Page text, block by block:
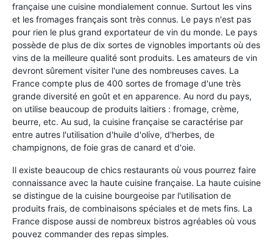
française une cuisine mondialement connue. Surtout les vins
et les fromages français sont très connus. Le pays n'est pas
pour rien le plus grand exportateur de vin du monde. Le pays
possède de plus de dix sortes de vignobles importants où des
vins de la meilleure qualité sont produits. Les amateurs de vin
devront sûrement visiter l'une des nombreuses caves. La
France compte plus de 400 sortes de fromage d'une très
grande diversité en goût et en apparence. Au nord du pays,
on utilise beaucoup de produits laitiers : fromage, crème,
beurre, etc. Au sud, la cuisine française se caractérise par
entre autres l'utilisation d'huile d'olive, d'herbes, de
champignons, de foie gras de canard et d'oie.
Il existe beaucoup de chics restaurants où vous pourrez faire
connaissance avec la haute cuisine française. La haute cuisine
se distingue de la cuisine bourgeoise par l'utilisation de
produits frais, de combinaisons spéciales et de mets fins. La
France dispose aussi de nombreux bistros agréables où vous
pouvez commander des repas simples.